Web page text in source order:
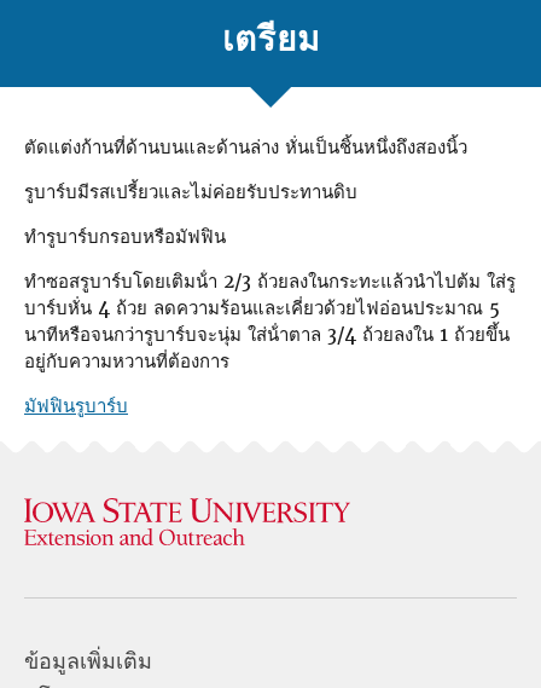
เตรียม
ตัดแต่งก้านที่ด้านบนและด้านล่าง หั่นเป็นชิ้นหนึ่งถึงสองนิ้ว
รูบาร์บมีรสเปรี้ยวและไม่ค่อยรับประทานดิบ
ทํารูบาร์บกรอบหรือมัฟฟิน
ทําซอสรูบาร์บโดยเติมน้ํา 2/3 ถ้วยลงในกระทะแล้วนําไปต้ม ใส่รู
บาร์บหั่น 4 ถ้วย ลดความร้อนและเคี่ยวด้วยไฟอ่อนประมาณ 5
นาทีหรือจนกว่ารูบาร์บจะนุ่ม ใส่น้ําตาล 3/4 ถ้วยลงใน 1 ถ้วยขึ้น
อยู่กับความหวานที่ต้องการ
มัฟฟินรูบาร์บ
ข้อมูลเพิ่มเติม